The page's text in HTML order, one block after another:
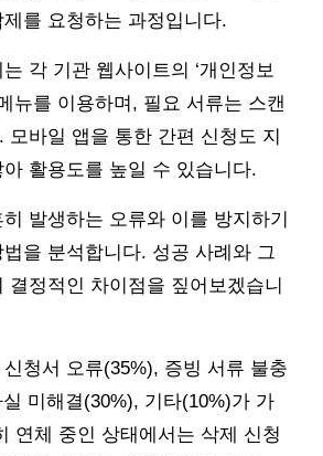
를 요청하는 과정입니다.
각 기관 웹사이트의 ‘개인정보
뉴를 이용하며, 필요 서류는 스캔
모바일 앱을 통한 간편 신청도 지
활용도를 높일 수 있습니다.
발생하는 오류와 이를 방지하기
을 분석합니다. 성공 사례와 그
결정적인 차이점을 짚어보겠습니
청서 오류(35%), 증빙 서류 불충
미해결(30%), 기타(10%)가 가
연체 중인 상태에서는 삭제 신청